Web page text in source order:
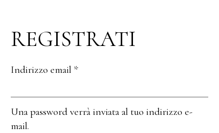
REGISTRATI
Indirizzo email *
Una password verrà inviata al tuo indirizzo e-
mail.